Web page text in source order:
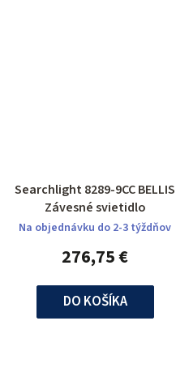
Searchlight 8289-9CC BELLIS
Závesné svietidlo
Na objednávku do 2-3 týždňov
276,75 €
DO KOŠÍKA